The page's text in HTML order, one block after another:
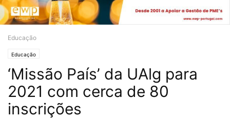
Educação
Educação
‘Missão País’ da UAlg para
2021 com cerca de 80
inscrições